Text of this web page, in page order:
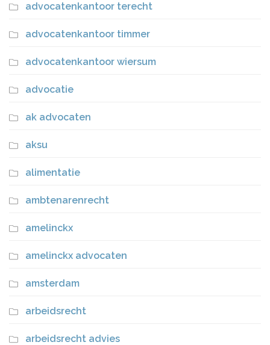
advocatenkantoor terecht
advocatenkantoor timmer
advocatenkantoor wiersum
advocatie
ak advocaten
aksu
alimentatie
ambtenarenrecht
amelinckx
amelinckx advocaten
amsterdam
arbeidsrecht
arbeidsrecht advies